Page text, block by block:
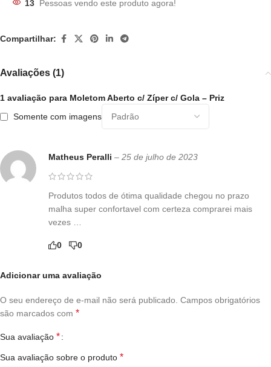
13 Pessoas vendo este produto agora!
Compartilhar:
Avaliações (1)
1 avaliação para Moletom Aberto c/ Zíper c/ Gola – Priz
Somente com imagens
Matheus Peralli – 25 de julho de 2023
Produtos todos de ótima qualidade chegou no prazo
malha super confortavel com certeza comprarei mais
vezes …
0 0
Adicionar uma avaliação
O seu endereço de e-mail não será publicado. Campos obrigatórios
são marcados com *
Sua avaliação *
Sua avaliação sobre o produto *